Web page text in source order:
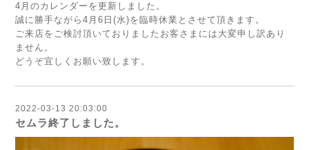
4月のカレンダーを更新しました。
誠に勝手ながら4月6日(水)を臨時休業とさせて頂きます。
ご来店をご検討頂いておりましたお客さまには大変申し訳あり
ません。
どうぞ宜しくお願い致します。
2022-03-13 20:03:00
セムラ終了しました。